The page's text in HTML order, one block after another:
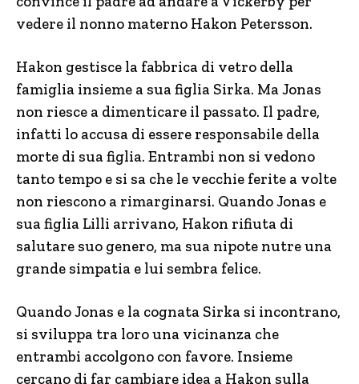
vedere il nonno materno Hakon Petersson.
Hakon gestisce la fabbrica di vetro della
famiglia insieme a sua figlia Sirka. Ma Jonas
non riesce a dimenticare il passato. Il padre,
infatti lo accusa di essere responsabile della
morte di sua figlia. Entrambi non si vedono
tanto tempo e si sa che le vecchie ferite a volte
non riescono a rimarginarsi. Quando Jonas e
sua figlia Lilli arrivano, Hakon rifiuta di
salutare suo genero, ma sua nipote nutre una
grande simpatia e lui sembra felice.
Quando Jonas e la cognata Sirka si incontrano,
si sviluppa tra loro una vicinanza che
entrambi accolgono con favore. Insieme
cercano di far cambiare idea a Hakon sulla